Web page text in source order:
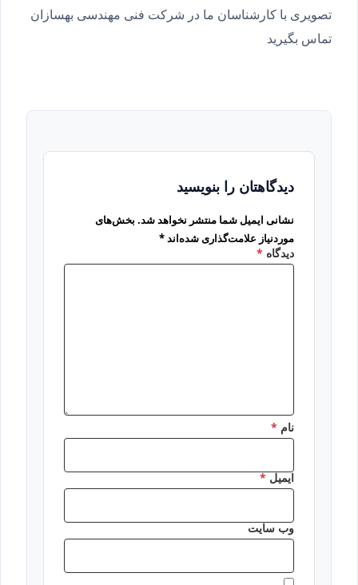
تصویری با کارشناسان ما در شرکت فنی مهندسی بهسازان
تماس بگیرید
دیدگاهتان را بنویسید
نشانی ایمیل شما منتشر نخواهد شد. بخش‌های
موردنیاز علامت‌گذاری شده‌اند*
دیدگاه *
نام *
ایمیل*
وب‌ سایت